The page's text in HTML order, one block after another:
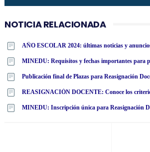
NOTICIA RELACIONADA
REASIGNACIÓN DOCENTE: Conoce los